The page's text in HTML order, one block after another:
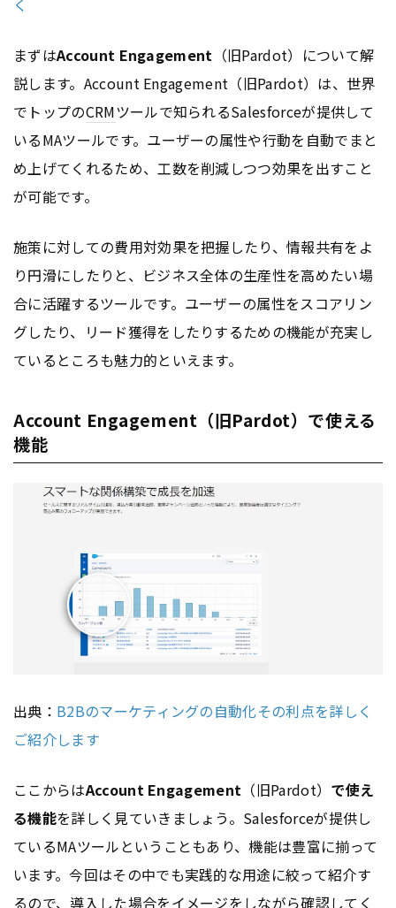
まずはAccount Engagement （旧Pardot）について解
説します。Account Engagement（旧Pardot）は、世界
でトップのCRMツールで知られるSalesforceが提供して
いるMAツールです。ユーザーの属性や行動を自動でまと
め上げてくれるため、工数を削減しつつ効果を出すこと
が可能です。
施策に対しての費用対効果を把握したり、情報共有をよ
り円滑にしたりと、ビジネス全体の生産性を高めたい場
合に活躍するツールです。ユーザーの属性をスコアリン
グしたり、リード獲得をしたりするための機能が充実し
ているところも魅力的といえます。
Account Engagement（旧Pardot）で使える
機能
出典： B2Bのマーケティングの自動化その利点を詳しく
ご紹介します
ここからはAccount Engagement （旧Pardot） で使え
る機能を詳しく見ていきましょう。Salesforceが提供し
ているMAツールということもあり、機能は豊富に揃って
います。今回はその中でも実践的な用途に絞って紹介す
るので、導入した場合をイメージをしながら確認してく